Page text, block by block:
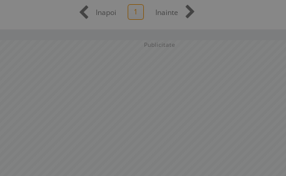
Inapoi 1 Inainte
Publicitate